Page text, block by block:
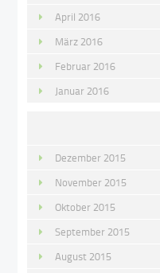
April 2016
März 2016
Februar 2016
Januar 2016
Dezember 2015
November 2015
Oktober 2015
September 2015
August 2015